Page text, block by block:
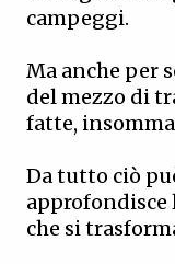
campeggi.
Ma anche per
del mezzo di
fatte,
Da tutto ciò
che si